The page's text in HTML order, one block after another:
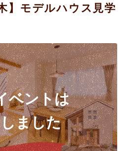
】モデルハウス見学